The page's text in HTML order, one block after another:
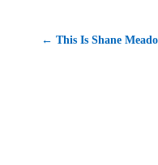
← This Is Shane